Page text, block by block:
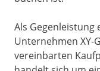
Als Gegenleistung
Unternehmen XY-
vereinbarten